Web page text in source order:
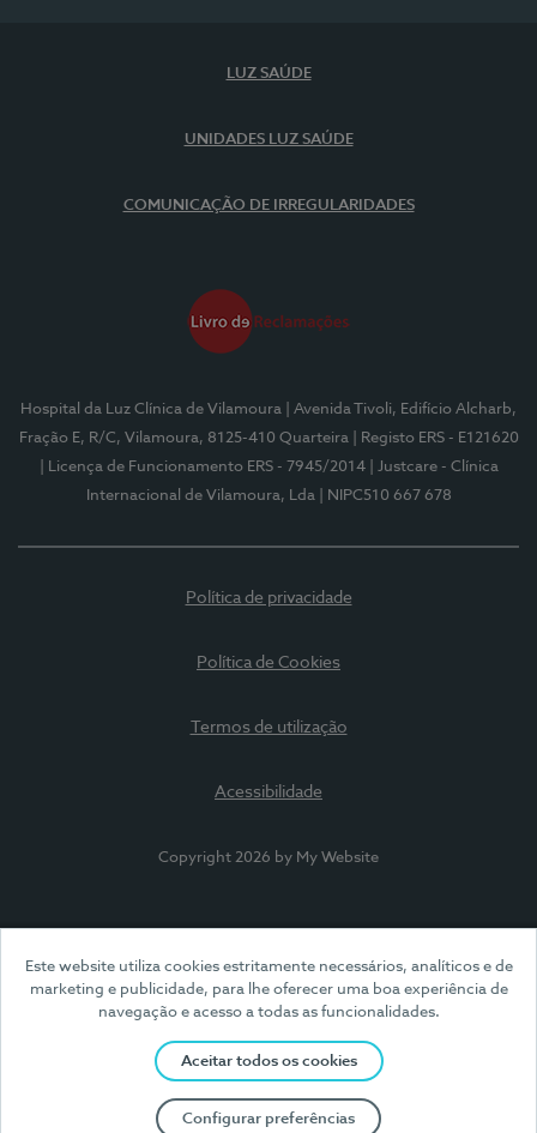
Este website utiliza cookies estritamente necessários, analíticos e de
marketing e publicidade, para lhe oferecer uma boa experiência de
navegação e acesso a todas as funcionalidades.
Aceitar todos os cookies
Configurar preferências
LUZ SAÚDE
UNIDADES LUZ SAÚDE
COMUNICAÇÃO DE IRREGULARIDADES
Hospital da Luz Clínica de Vilamoura
| Avenida Tivoli, Edifício Alcharb,
Fração E, R/C, Vilamoura, 8125-410 Quarteira
| Registo ERS - E121620
| Licença de Funcionamento ERS - 7945/2014
| Justcare - Clínica
Internacional de Vilamoura, Lda
| NIPC510 667 678
Política de privacidade
Política de Cookies
Termos de utilização
Acessibilidade
Copyright 2026 by My Website